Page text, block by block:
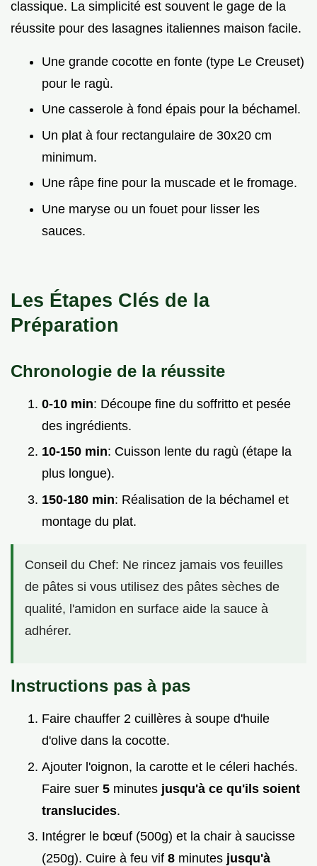
classique. La simplicité est souvent le gage de la
réussite pour des lasagnes italiennes maison facile.
Une grande cocotte en fonte (type Le Creuset)
pour le ragù.
Une casserole à fond épais pour la béchamel.
Un plat à four rectangulaire de 30x20 cm
minimum.
Une râpe fine pour la muscade et le fromage.
Une maryse ou un fouet pour lisser les
sauces.
Les Étapes Clés de la
Préparation
Chronologie de la réussite
0-10 min: Découpe fine du soffritto et pesée
des ingrédients.
10-150 min: Cuisson lente du ragù (étape la
plus longue).
150-180 min: Réalisation de la béchamel et
montage du plat.
Conseil du Chef: Ne rincez jamais vos feuilles
de pâtes si vous utilisez des pâtes sèches de
qualité, l'amidon en surface aide la sauce à
adhérer.
Instructions pas à pas
Faire chauffer 2 cuillères à soupe d'huile
d'olive dans la cocotte.
Ajouter l'oignon, la carotte et le céleri hachés.
Faire suer 5 minutes jusqu'à ce qu'ils soient
translucides.
Intégrer le bœuf (500g) et la chair à saucisse
(250g). Cuire à feu vif 8 minutes jusqu'à